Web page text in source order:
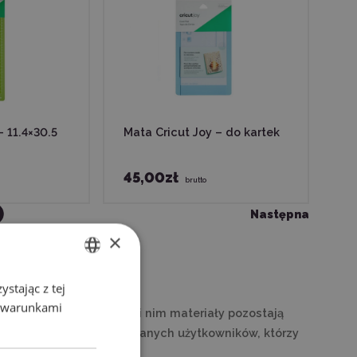
Mata Cricut Joy – do kartek
45,00zł brutto
Następna
To właśnie dzięki nim materiały pozostają
jak i zaawansowanych użytkowników, którzy
×
z tej